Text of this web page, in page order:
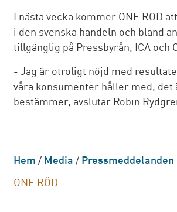
I nästa vecka kommer ONE RÖD
i den svenska handeln och bland
tillgänglig på Pressbyrån, ICA och
- Jag är otroligt nöjd med
våra konsumenter håller med, det
bestämmer, avslutar Robin
Hem/Media/
ONE RÖD